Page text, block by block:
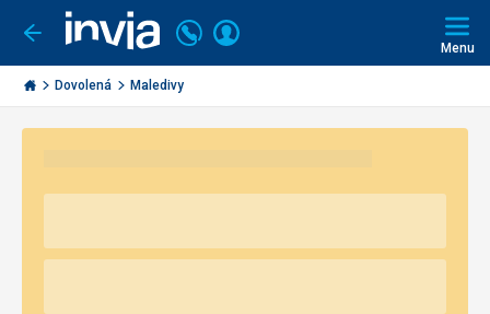
Jít
zpět
Invia.cz
Volejte
226
000
Přihlásit
Menu
Dovolená Maledivy